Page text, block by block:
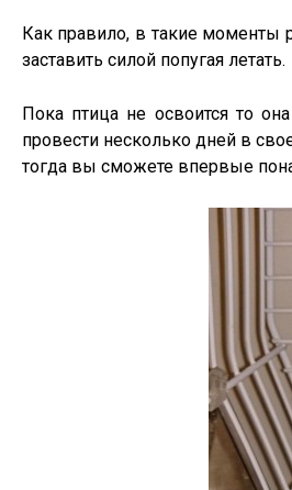
Как правило, в такие моменты
заставить силой попугая летать.
Пока птица не освоится то
провести несколько дней в
тогда вы сможете впервые